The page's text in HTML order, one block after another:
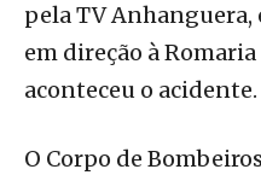
pela TV Anhanguera,
em direção à
aconteceu o acidente.
O Corpo de